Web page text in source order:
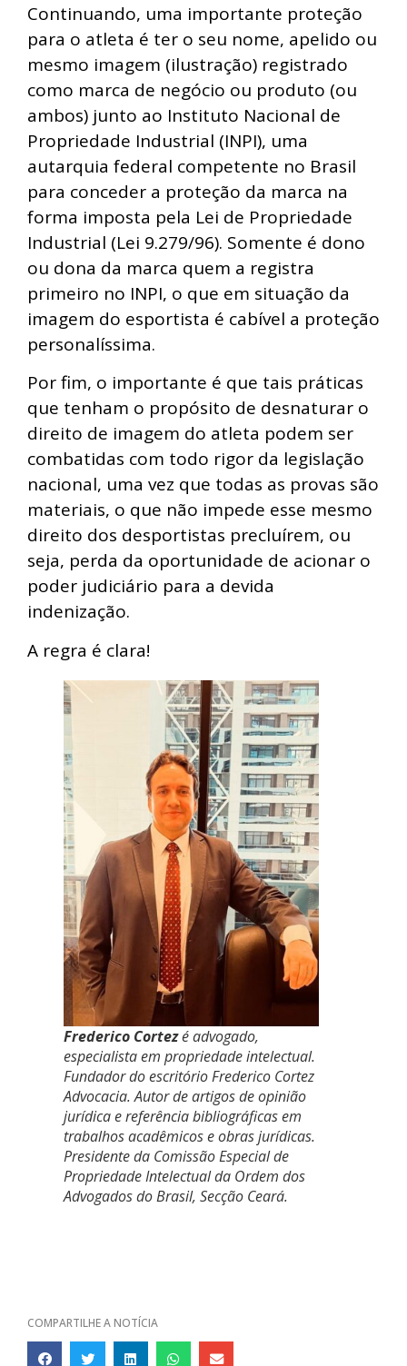
Continuando, uma importante proteção
para o atleta é ter o seu nome, apelido ou
mesmo imagem (ilustração) registrado
como marca de negócio ou produto (ou
ambos) junto ao Instituto Nacional de
Propriedade Industrial (INPI), uma
autarquia federal competente no Brasil
para conceder a proteção da marca na
forma imposta pela Lei de Propriedade
Industrial (Lei 9.279/96). Somente é dono
ou dona da marca quem a registra
primeiro no INPI, o que em situação da
imagem do esportista é cabível a proteção
personalíssima.
Por fim, o importante é que tais práticas
que tenham o propósito de desnaturar o
direito de imagem do atleta podem ser
combatidas com todo rigor da legislação
nacional, uma vez que todas as provas são
materiais, o que não impede esse mesmo
direito dos desportistas precluírem, ou
seja, perda da oportunidade de acionar o
poder judiciário para a devida
indenização.
A regra é clara!
Frederico Cortezé advogado,
especialista em propriedade intelectual.
Fundador do escritório Frederico Cortez
Advocacia. Autor de artigos de opinião
jurídica e referência bibliográficas em
trabalhos acadêmicos e obras jurídicas.
Presidente da Comissão Especial de
Propriedade Intelectual da Ordem dos
Advogados do Brasil, Secção Ceará.
COMPARTILHE A NOTÍCIA